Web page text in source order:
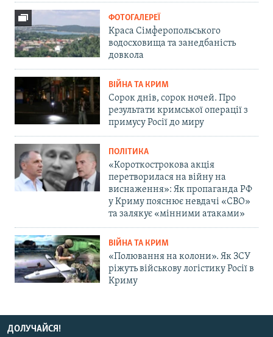
ФОТОГАЛЕРЕЇ
Краса Сімферопольського
водосховища та занедбаність
довкола
ВІЙНА ТА КРИМ
Сорок днів, сорок ночей. Про
результати кримської операції з
примусу Росії до миру
ПОЛІТИКА
«Короткострокова акція
перетворилася на війну на
виснаження»: Як пропаганда РФ
у Криму пояснює невдачі «СВО»
та залякує «мінними атаками»
ВІЙНА ТА КРИМ
«Полювання на колони». Як ЗСУ
ріжуть військову логістику Росії в
Криму
ДОЛУЧАЙСЯ!